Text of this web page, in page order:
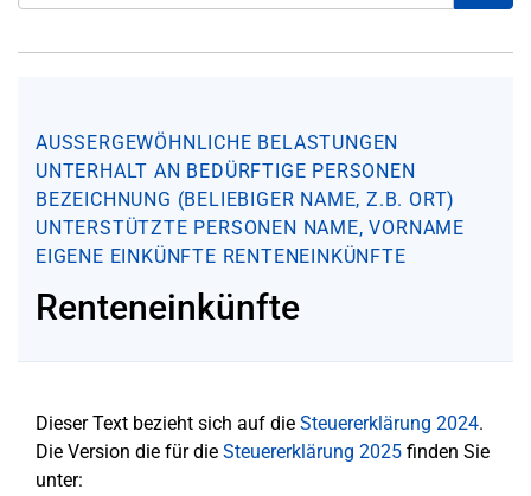
AUSSERGEWÖHNLICHE BELASTUNGEN
UNTERHALT AN BEDÜRFTIGE PERSONEN
BEZEICHNUNG (BELIEBIGER NAME, Z.B. ORT)
UNTERSTÜTZTE PERSONEN NAME, VORNAME
EIGENE EINKÜNFTE RENTENEINKÜNFTE
Renteneinkünfte
Dieser Text bezieht sich auf die Steuererklärung 2024.
Die Version die für die Steuererklärung 2025 finden Sie
unter: